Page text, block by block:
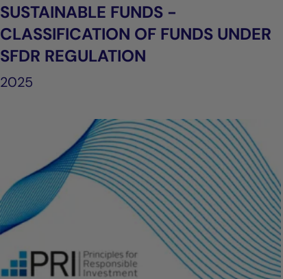
SUSTAINABLE FUNDS -
CLASSIFICATION OF FUNDS UNDER
SFDR REGULATION
2025